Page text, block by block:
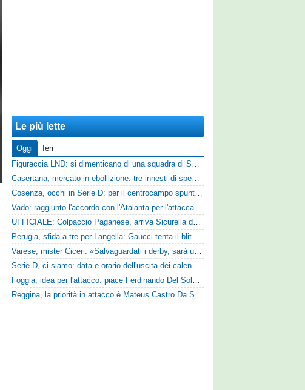
Le più lette
Oggi
Ieri
Figuraccia LND: si dimenticano di una squadra di Serie D, è da rifare il programma Coppa Italia
Casertana, mercato in ebollizione: tre innesti di spessore per lo scacchiere di Vinicio Espinal
Cosenza, occhi in Serie D: per il centrocampo spunta anche Gerardo Di Gilio
Vado: raggiunto l'accordo con l'Atalanta per l'attaccante Frederick Samuel Ndongue
UFFICIALE: Colpaccio Paganese, arriva Sicurella dalla Scafatese
Perugia, sfida a tre per Langella: Gaucci tenta il blitz per il centrocampista del Cosenza
Varese, mister Ciceri: «Salvaguardati i derby, sarà un campionato avvincente»
Serie D, ci siamo: data e orario dell'uscita dei calendari ufficiali
Foggia, idea per l'attacco: piace Ferdinando Del Sole dell'Ascoli
Reggina, la priorità in attacco è Mateus Castro Da Silva: ore decisive per la fumata bianca